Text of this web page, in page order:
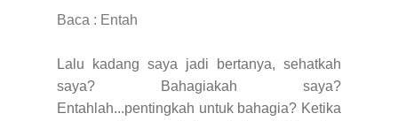
Baca : Entah
Lalu kadang saya jadi bertanya, sehatkah
saya? Bahagiakah saya?
Entahlah...pentingkah untuk bahagia? Ketika